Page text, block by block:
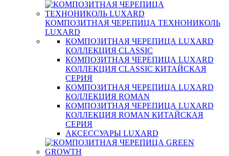
КОМПОЗИТНАЯ ЧЕРЕПИЦА ТЕХНОНИКОЛЬ
LUXARD
КОМПОЗИТНАЯ ЧЕРЕПИЦА LUXARD
КОЛЛЕКЦИЯ CLASSIC
КОМПОЗИТНАЯ ЧЕРЕПИЦА LUXARD
КОЛЛЕКЦИЯ CLASSIC КИТАЙСКАЯ
СЕРИЯ
КОМПОЗИТНАЯ ЧЕРЕПИЦА LUXARD
КОЛЛЕКЦИЯ ROMAN
КОМПОЗИТНАЯ ЧЕРЕПИЦА LUXARD
КОЛЛЕКЦИЯ ROMAN КИТАЙСКАЯ
СЕРИЯ
АКСЕССУАРЫ LUXARD